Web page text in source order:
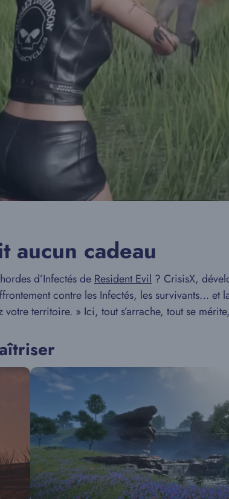
aucun cadeau
d’Infectés deResident Evil ? CrisisX,
contre les Infectés, les survivants… et
territoire. » Ici, tout s’arrache, tout se